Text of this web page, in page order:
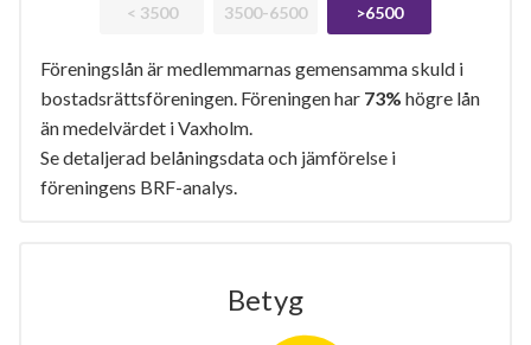
< 3500 3500-6500 >6500
Föreningslån är medlemmarnas gemensamma skuld i
bostadsrättsföreningen. Föreningen har 73% högre lån
än medelvärdet i Vaxholm.
Se detaljerad belåningsdata och jämförelse i
föreningens BRF-analys.
Betyg